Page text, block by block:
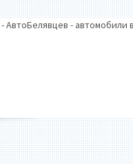
- АвтоБелявцев - автомобили